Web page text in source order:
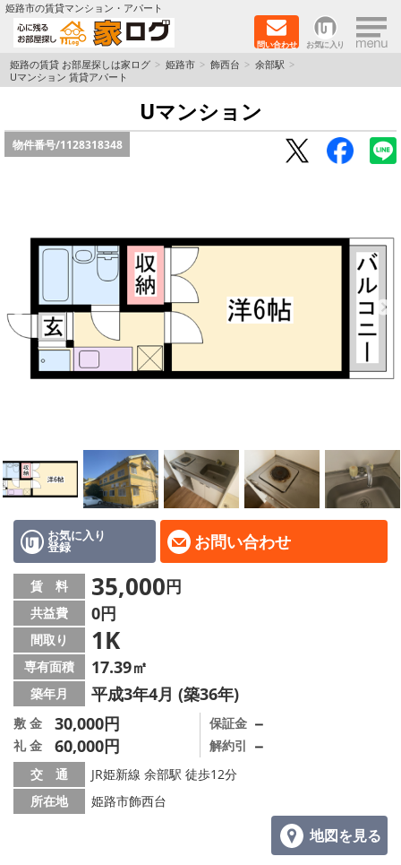
姫路市の賃貸マンション・アパート
問い合わせ お気に入り ×
TOPページ
ペットOK物件
保証人不要物件
初期費用リーズナブル物件
都市ガス物件
路線·駅から探す
地図から探す
スタッフ
店舗情報·アクセス
会社概要
メールでお問い合わせ
姫路の賃貸 お部屋探しは家ログ 姫路市 飾西台
余部駅
Uマンション 賃貸アパート
Uマンション
物件番号/1128318348
お気に入り
登録 お問い合わせ
賃 料 35,000円
共益費 0円
間取り 1K
専有面積 17.39㎡
築年月 平成3年4月 (築36年)
敷 金 30,000円
礼 金 60,000円
保証金 －
解約引 －
交 通
JR姫新線 余部駅 徒歩12分
所在地
姫路市飾西台
地図を見る